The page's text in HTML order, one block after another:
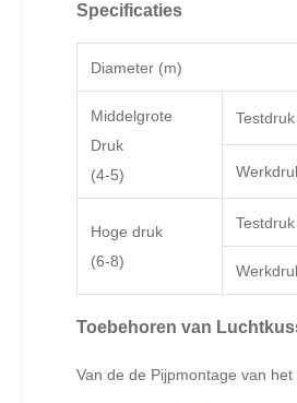
Specificaties
Diameter (m)
Middelgrote
Druk
(4-5)
Testdruk
Hoge druk
(6-8)
Testdruk
Toebehoren van
Van de de Pijpmontage van